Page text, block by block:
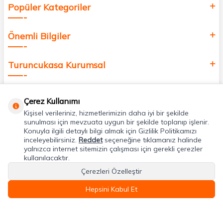
Popüler Kategoriler
Önemli Bilgiler
Turuncukasa Kurumsal
Uygulamalarımız
Adres & İletişim
Çerez Kullanımı
Kişisel verileriniz, hizmetlerimizin daha iyi bir şekilde
sunulması için mevzuata uygun bir şekilde toplanıp işlenir.
Konuyla ilgili detaylı bilgi almak için Gizlilik Politikamızı
inceleyebilirsiniz. Reddetseçeneğine tıklamanız halinde
yalnızca internet sitemizin çalışması için gerekli çerezler
kullanılacaktır.
Çerezleri Özelleştir
Hepsini Kabul Et